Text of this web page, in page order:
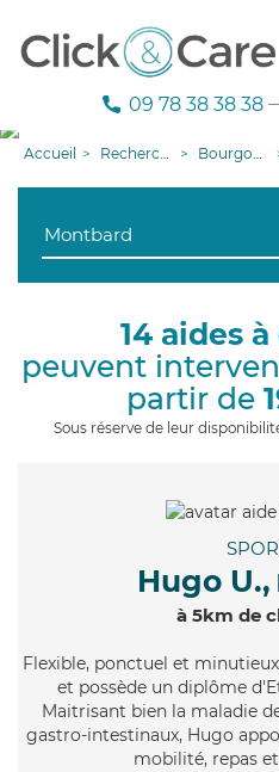
09 78 38 38 38
Accueil Recherche aide à domicile Bourgogne-Franche-Comté
14 aides
peuvent
partir de
Sous réserve de leur
Hugo U.,
à 5km de
Flexible, ponctuel et
et possède un diplôme
Maitrisant bien la maladie
gastro-intestinaux, Hugo
mobilité, repas